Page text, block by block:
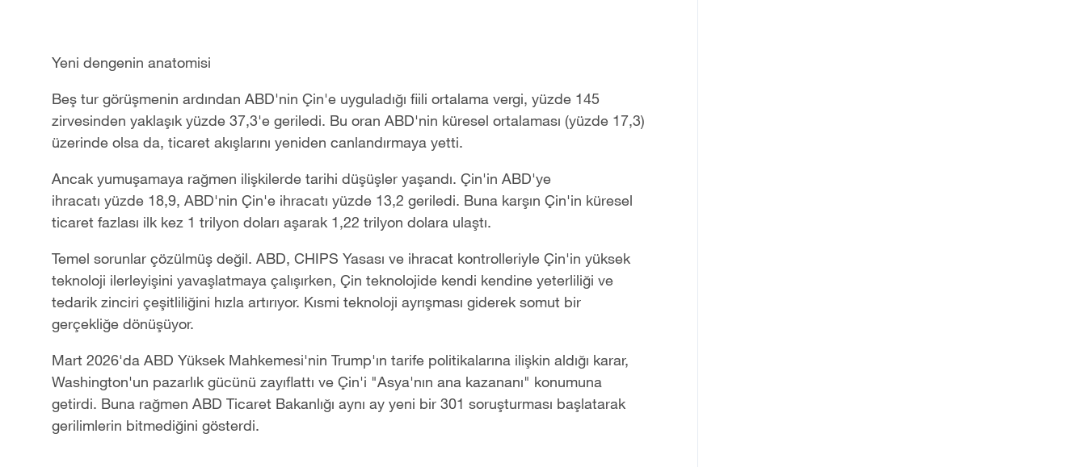
Yeni dengenin anatomisi
Beş tur görüşmenin ardından ABD'nin Çin'e uyguladığı fiili ortalama vergi, yüzde 145
zirvesinden yaklaşık yüzde 37,3'e geriledi. Bu oran ABD'nin küresel ortalaması (yüzde 17,3)
üzerinde olsa da, ticaret akışlarını yeniden canlandırmaya yetti.
Ancak yumuşamaya rağmen ilişkilerde tarihi düşüşler yaşandı. Çin'in ABD'ye
ihracatı yüzde 18,9, ABD'nin Çin'e ihracatı yüzde 13,2 geriledi. Buna karşın Çin'in küresel
ticaret fazlası ilk kez 1 trilyon doları aşarak 1,22 trilyon dolara ulaştı.
Temel sorunlar çözülmüş değil. ABD, CHIPS Yasası ve ihracat kontrolleriyle Çin'in yüksek
teknoloji ilerleyişini yavaşlatmaya çalışırken, Çin teknolojide kendi kendine yeterliliği ve
tedarik zinciri çeşitliliğini hızla artırıyor. Kısmi teknoloji ayrışması giderek somut bir
gerçekliğe dönüşüyor.
Mart 2026'da ABD Yüksek Mahkemesi'nin Trump'ın tarife politikalarına ilişkin aldığı karar,
Washington'un pazarlık gücünü zayıflattı ve Çin'i "Asya'nın ana kazananı" konumuna
getirdi. Buna rağmen ABD Ticaret Bakanlığı aynı ay yeni bir 301 soruşturması başlatarak
gerilimlerin bitmediğini gösterdi.